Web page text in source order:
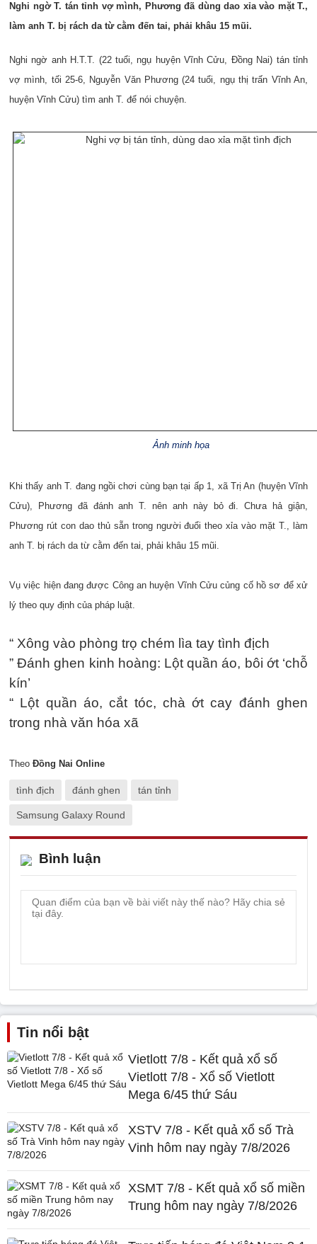
Nghi ngờ T. tán tỉnh vợ mình, Phương đã dùng dao xỉa vào mặt T.,
làm anh T. bị rách da từ cằm đến tai, phải khâu 15 mũi.
Nghi ngờ anh H.T.T. (22 tuổi, ngụ huyện Vĩnh Cửu, Đồng Nai) tán tỉnh
vợ mình, tối 25-6, Nguyễn Văn Phương (24 tuổi, ngụ thị trấn Vĩnh An,
huyện Vĩnh Cửu) tìm anh T. để nói chuyện.
Ảnh minh họa
Khi thấy anh T. đang ngồi chơi cùng bạn tại ấp 1, xã Trị An (huyện Vĩnh
Cửu), Phương đã đánh anh T. nên anh này bỏ đi. Chưa hả giận,
Phương rút con dao thủ sẵn trong người đuổi theo xỉa vào mặt T., làm
anh T. bị rách da từ cằm đến tai, phải khâu 15 mũi.
Vụ việc hiện đang được Công an huyện Vĩnh Cửu củng cố hồ sơ để xử
lý theo quy định của pháp luật.
“ Xông vào phòng trọ chém lìa tay tình địch
” Đánh ghen kinh hoàng: Lột quần áo, bôi ớt ‘chỗ
kín’
“ Lột quần áo, cắt tóc, chà ớt cay đánh ghen
trong nhà văn hóa xã
Theo Đồng Nai Online
tình địch đánh ghen tán tỉnh
Samsung Galaxy Round
Bình luận
Tin nổi bật
Vietlott 7/8 - Kết quả xổ số
Vietlott 7/8 - Xổ số Vietlott
Mega 6/45 thứ Sáu
XSTV 7/8 - Kết quả xổ số Trà
Vinh hôm nay ngày 7/8/2026
XSMT 7/8 - Kết quả xổ số miền
Trung hôm nay ngày 7/8/2026